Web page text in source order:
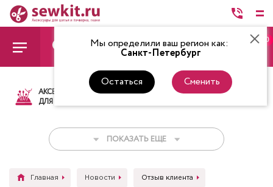
Мы определили ваш регион как:
Санкт-Петербург
Остаться Сменить
0
АКСЕССУАРЫ
ДЛЯ ШИТЬЯ
ТКАНИ НИТКИ
ПОКАЗАТЬ ЕЩЕ
Главная Новости Отзыв клиента